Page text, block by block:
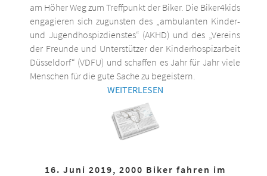
am Höher Weg zum Treffpunkt der Biker. Die Biker4kids
engagieren sich zugunsten des „ambulanten Kinder-
und Jugendhospizdienstes“ (AKHD) und des „Vereins
der Freunde und Unterstützer der Kinderhospizarbeit
Düsseldorf“ (VDFU) und schaffen es Jahr für Jahr viele
Menschen für die gute Sache zu begeistern.
WEITERLESEN
16. Juni 2019, 2000 Biker fahren im